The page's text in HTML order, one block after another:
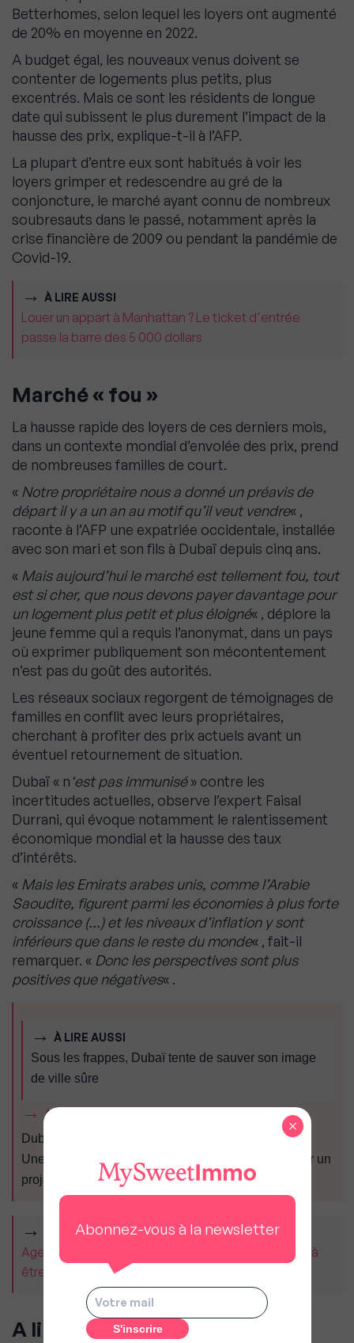
Betterhomes, selon lequel les loyers ont augmenté
de 20% en moyenne en 2022.
A budget égal, les nouveaux venus doivent se
contenter de logements plus petits, plus
excentrés. Mais ce sont les résidents de longue
date qui subissent le plus durement l’impact de la
hausse des prix, explique-t-il à l’AFP.
La plupart d’entre eux sont habitués à voir les
loyers grimper et redescendre au gré de la
conjoncture, le marché ayant connu de nombreux
soubresauts dans le passé, notamment après la
crise financière de 2009 ou pendant la pandémie de
Covid-19.
À LIRE AUSSI
Louer un appart à Manhattan ? Le ticket d'entrée
passe la barre des 5 000 dollars
Marché « fou »
La hausse rapide des loyers de ces derniers mois,
dans un contexte mondial d’envolée des prix, prend
de nombreuses familles de court.
« Notre propriétaire nous a donné un préavis de
départ il y a un an au motif qu’il veut vendre« ,
raconte à l’AFP une expatriée occidentale, installée
avec son mari et son fils à Dubaï depuis cinq ans.
« Mais aujourd’hui le marché est tellement fou, tout
est si cher, que nous devons payer davantage pour
un logement plus petit et plus éloigné« , déplore la
jeune femme qui a requis l’anonymat, dans un pays
où exprimer publiquement son mécontentement
n’est pas du goût des autorités.
Les réseaux sociaux regorgent de témoignages de
familles en conflit avec leurs propriétaires,
cherchant à profiter des prix actuels avant un
éventuel retournement de situation.
Dubaï « n ‘est pas immunisé» contre les
incertitudes actuelles, observe l’expert Faisal
Durrani, qui évoque notamment le ralentissement
économique mondial et la hausse des taux
d’intérêts.
« Mais les Emirats arabes unis, comme l’Arabie
Saoudite, figurent parmi les économies à plus forte
croissance (…) et les niveaux d’inflation y sont
inférieurs que dans le reste du monde« , fait-il
remarquer. « Donc les perspectives sont plus
positives que négatives« .
À LIRE AUSSI
Sous les frappes, Dubaï tente de sauver son image
de ville sûre
A LIRE AUSSI
Dubaï : Finie la crise, les Russes dopent le marché
Une compagnie saoudienne s’associe à Trump pour un
projet à 4 milliards de dollars à Oman
À LIRE AUSSI
Agents immobiliers : « La concurrence nous oblige à
être meilleurs », Guillaume Martinaud (Orpi)
A lire aussi
Abonnez-vous à la newsletter
×